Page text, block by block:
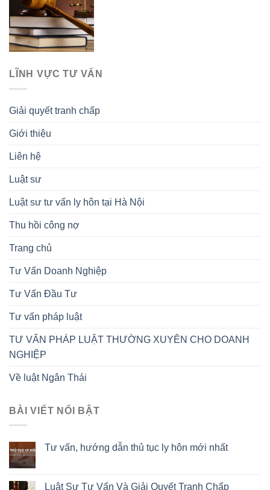
LĨNH VỰC TƯ VẤN
Giải quyết tranh chấp
Giới thiệu
Liên hệ
Luật sư
Luật sư tư vấn ly hôn tại Hà Nội
Thu hồi công nợ
Trang chủ
Tư Vấn Doanh Nghiệp
Tư Vấn Đầu Tư
Tư vấn pháp luật
TƯ VẤN PHÁP LUẬT THƯỜNG XUYÊN CHO DOANH
NGHIỆP
Về luật Ngân Thái
BÀI VIẾT NỔI BẬT
Tư vấn, hướng dẫn thủ tục ly hôn mới nhất
Luật Sư Tư Vấn Và Giải Quyết Tranh Chấp